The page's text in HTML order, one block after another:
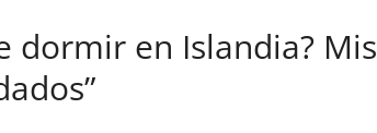
dormir en Islandia? Mis